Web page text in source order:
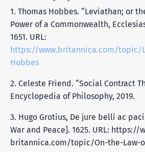
1. Thomas Hobbes. “Leviathan; or
Power of a Commonwealth,
1651. URL:
https://www.britannica.com/topic/
Hobbes
2. Celeste Friend. “Social Contract
Encyclopedia of Philosophy, 2019.
3. Hugo Grotius, De jure belli ac
War and Peace]. 1625. URL: https://
britannica.com/topic/On-the-Law-